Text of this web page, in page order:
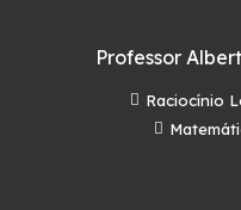
Professor
Raciocínio